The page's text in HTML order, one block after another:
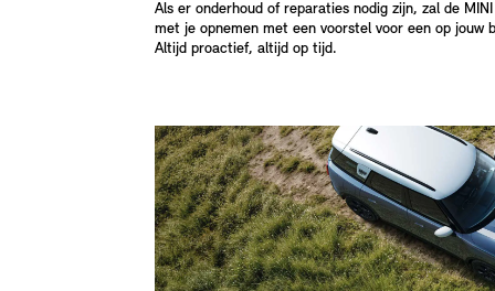
Als er onderhoud of reparaties nodig zijn, zal de
met je opnemen met een voorstel voor een op jouw
Altijd proactief, altijd op tijd.